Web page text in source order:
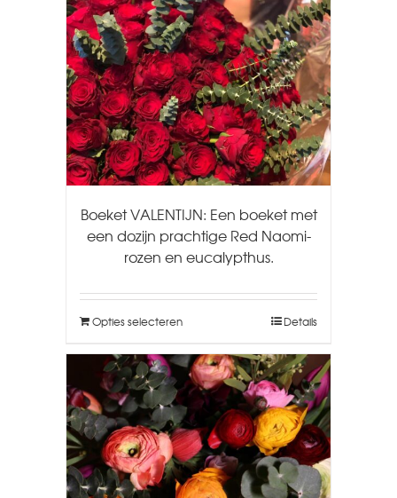
Boeket VALENTIJN: Een boeket met
een dozijn prachtige Red Naomi-
rozen en eucalypthus.
Opties selecteren Details